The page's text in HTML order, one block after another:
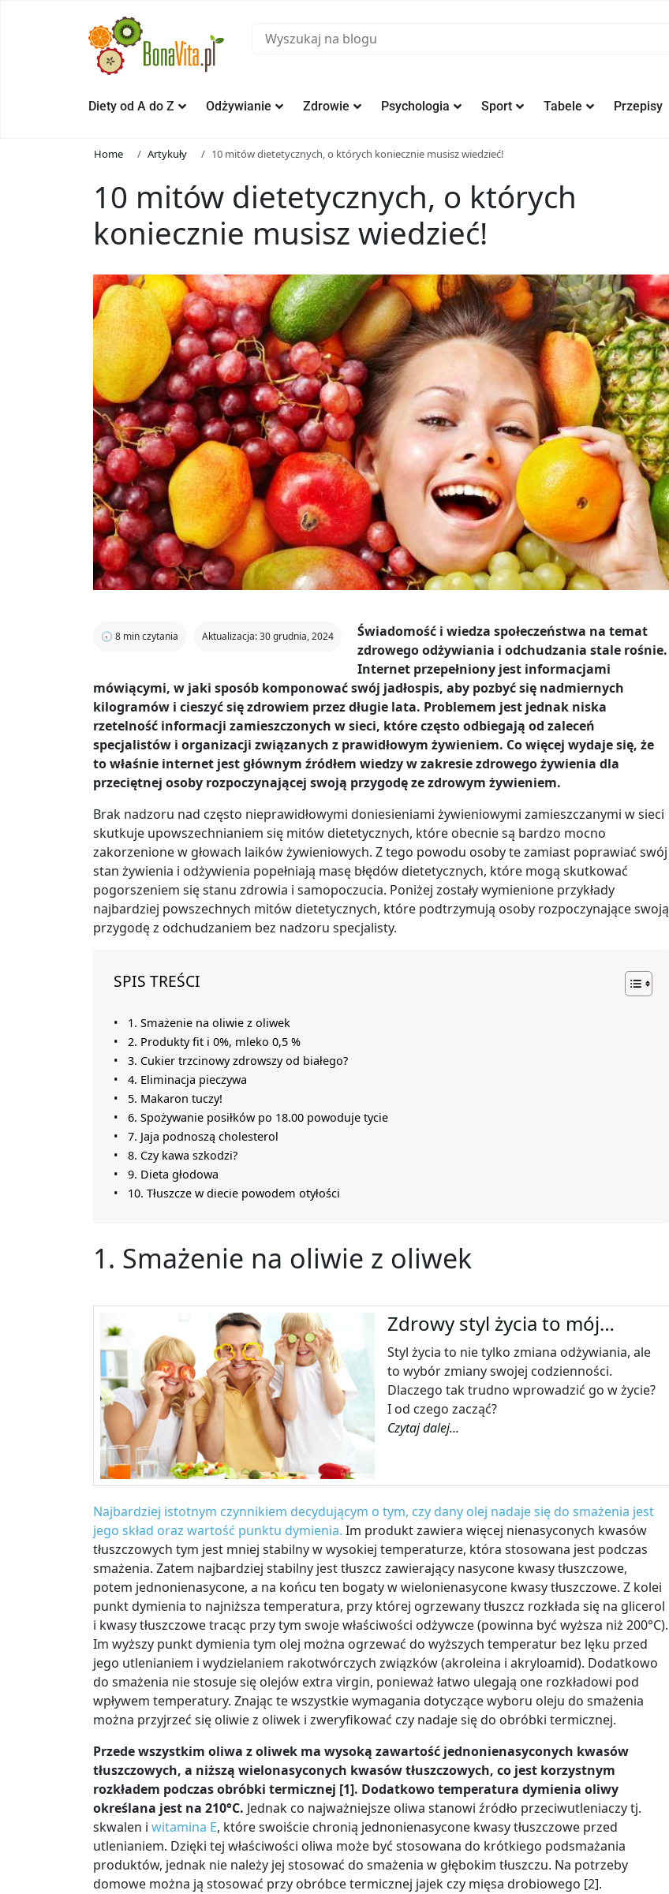
Diety od A do Z Odżywianie Zdrowie Psychologia Sport Tabele Przepisy
Home Artykuły 10 mitów dietetycznych, o których koniecznie musisz wiedzieć!
10 mitów dietetycznych, o których
koniecznie musisz wiedzieć!
🕣 8 min czytania Aktualizacja: 30 grudnia, 2024
Świadomość i wiedza społeczeństwa na temat
zdrowego odżywiania i odchudzania stale rośnie.
Internet przepełniony jest informacjami
mówiącymi, w jaki sposób komponować swój jadłospis, aby pozbyć się nadmiernych
kilogramów i cieszyć się zdrowiem przez długie lata. Problemem jest jednak niska
rzetelność informacji zamieszczonych w sieci, które często odbiegają od zaleceń
specjalistów i organizacji związanych z prawidłowym żywieniem. Co więcej wydaje się, że
to właśnie internet jest głównym źródłem wiedzy w zakresie zdrowego żywienia dla
przeciętnej osoby rozpoczynającej swoją przygodę ze zdrowym żywieniem.
Brak nadzoru nad często nieprawidłowymi doniesieniami żywieniowymi zamieszczanymi w sieci
skutkuje upowszechnianiem się mitów dietetycznych, które obecnie są bardzo mocno
zakorzenione w głowach laików żywieniowych. Z tego powodu osoby te zamiast poprawiać swój
stan żywienia i odżywienia popełniają masę błędów dietetycznych, które mogą skutkować
pogorszeniem się stanu zdrowia i samopoczucia. Poniżej zostały wymienione przykłady
najbardziej powszechnych mitów dietetycznych, które podtrzymują osoby rozpoczynające swoją
przygodę z odchudzaniem bez nadzoru specjalisty.
SPIS TREŚCI
1. Smażenie na oliwie z oliwek
2. Produkty fit i 0%, mleko 0,5 %
3. Cukier trzcinowy zdrowszy od białego?
4. Eliminacja pieczywa
5. Makaron tuczy!
6. Spożywanie posiłków po 18.00 powoduje tycie
7. Jaja podnoszą cholesterol
8. Czy kawa szkodzi?
9. Dieta głodowa
10. Tłuszcze w diecie powodem otyłości
1. Smażenie na oliwie z oliwek
Zdrowy styl życia to mój…
Styl życia to nie tylko zmiana odżywiania, ale
to wybór zmiany swojej codzienności.
Dlaczego tak trudno wprowadzić go w życie?
I od czego zacząć?
Czytaj dalej...
Najbardziej istotnym czynnikiem decydującym o tym, czy dany olej nadaje się do smażenia jest
jego skład oraz wartość punktu dymienia. Im produkt zawiera więcej nienasyconych kwasów
tłuszczowych tym jest mniej stabilny w wysokiej temperaturze, która stosowana jest podczas
smażenia. Zatem najbardziej stabilny jest tłuszcz zawierający nasycone kwasy tłuszczowe,
potem jednonienasycone, a na końcu ten bogaty w wielonienasycone kwasy tłuszczowe. Z kolei
punkt dymienia to najniższa temperatura, przy której ogrzewany tłuszcz rozkłada się na glicerol
i kwasy tłuszczowe tracąc przy tym swoje właściwości odżywcze (powinna być wyższa niż 200°C).
Im wyższy punkt dymienia tym olej można ogrzewać do wyższych temperatur bez lęku przed
jego utlenianiem i wydzielaniem rakotwórczych związków (akroleina i akryloamid). Dodatkowo
do smażenia nie stosuje się olejów extra virgin, ponieważ łatwo ulegają one rozkładowi pod
wpływem temperatury. Znając te wszystkie wymagania dotyczące wyboru oleju do smażenia
można przyjrzeć się oliwie z oliwek i zweryfikować czy nadaje się do obróbki termicznej.
Przede wszystkim oliwa z oliwek ma wysoką zawartość jednonienasyconych kwasów
tłuszczowych, a niższą wielonasyconych kwasów tłuszczowych, co jest korzystnym
rozkładem podczas obróbki termicznej [1]. Dodatkowo temperatura dymienia oliwy
określana jest na 210°C. Jednak co najważniejsze oliwa stanowi źródło przeciwutleniaczy tj.
skwalen i witamina E, które swoiście chronią jednonienasycone kwasy tłuszczowe przed
utlenianiem. Dzięki tej właściwości oliwa może być stosowana do krótkiego podsmażania
produktów, jednak nie należy jej stosować do smażenia w głębokim tłuszczu. Na potrzeby
domowe można ją stosować przy obróbce termicznej jajek czy mięsa drobiowego [2].